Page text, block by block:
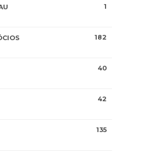
1
182
40
42
135